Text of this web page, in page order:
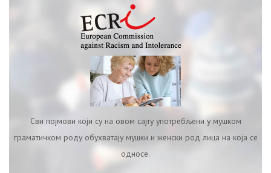
Сви појмови који су на овом сајту употребљени у мушком
граматичком роду обухватају мушки и женски род лица на која се
односе.